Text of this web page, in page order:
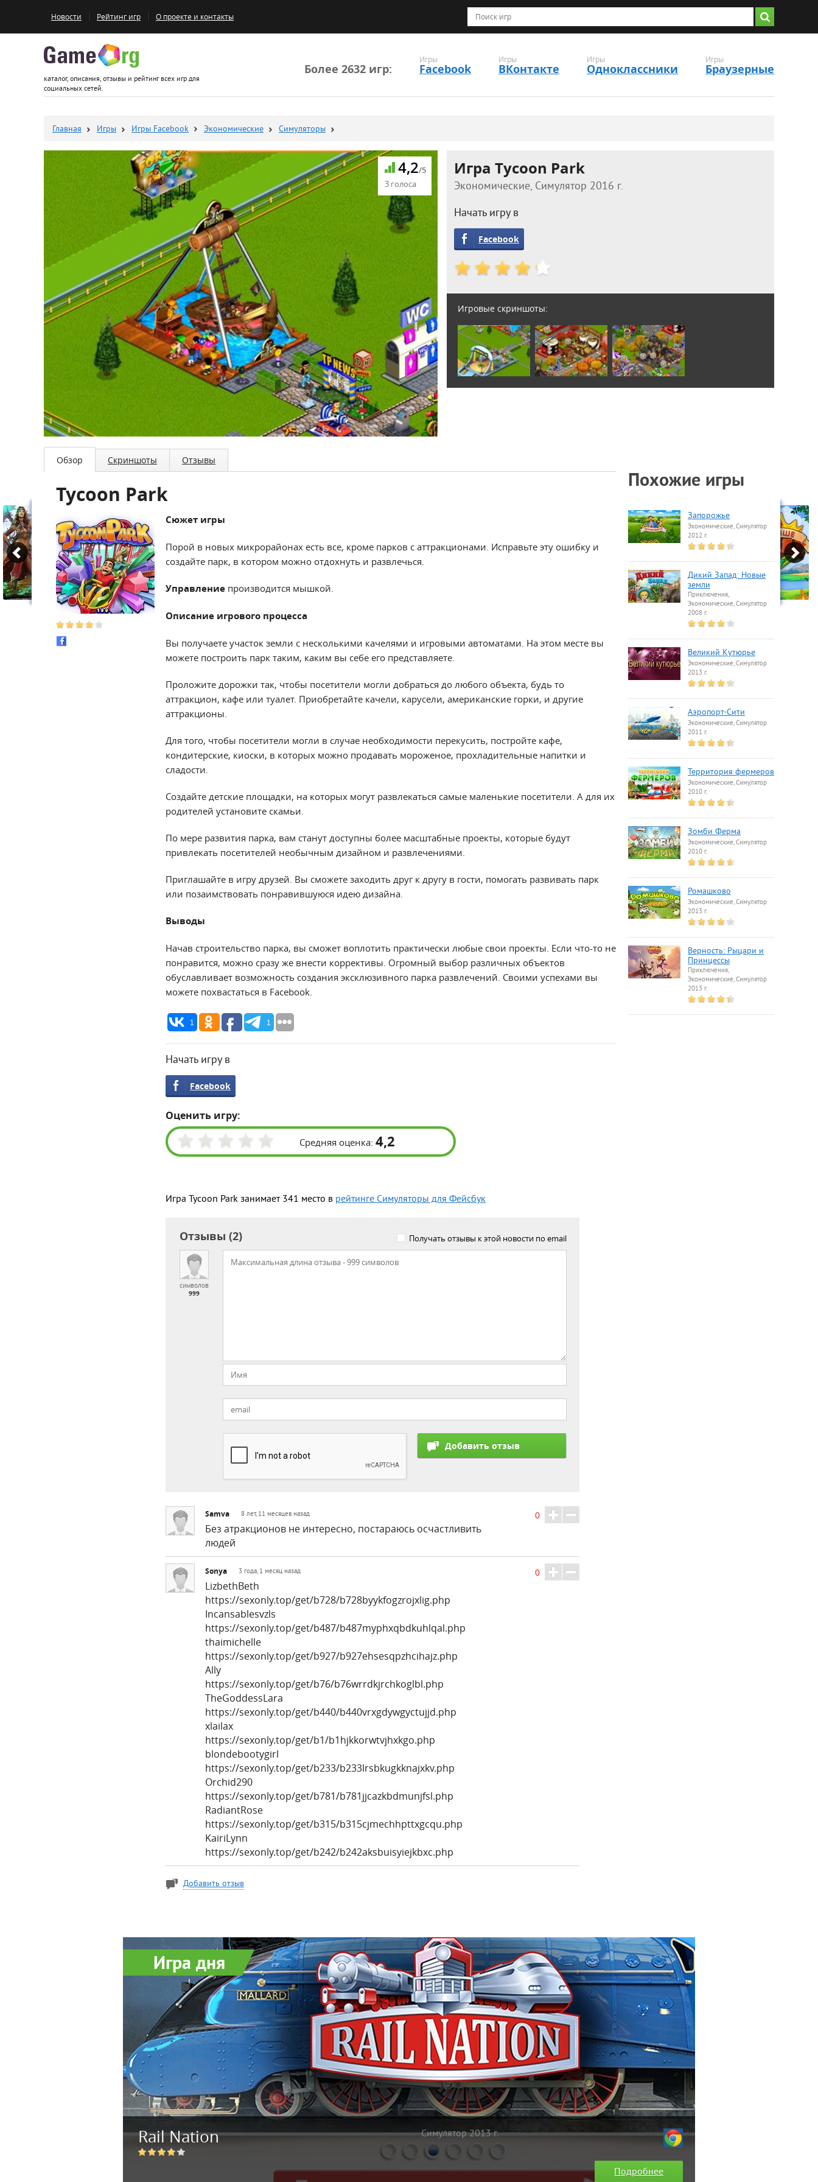
Новости Рейтинг игр О проекте и контакты
Более 2632 игр:
Игры
Facebook
Игры
ВКонтакте
Игры
Одноклассники
Игры
Браузерные
каталог, описания, отзывы и рейтинг всех игр для
социальных сетей.
Главная Игры Игры Facebook Экономические Симуляторы
4,2/5
3 голоса
Игра Tycoon Park
Экономические, Симулятор 2016 г.
Начать игру в
Facebook
Игровые скриншоты:
Обзор Скриншоты Отзывы
Tycoon Park
Сюжет игры
Порой в новых микрорайонах есть все, кроме парков с аттракционами. Исправьте эту ошибку и
создайте парк, в котором можно отдохнуть и развлечься.
Управление производится мышкой.
Описание игрового процесса
Вы получаете участок земли с несколькими качелями и игровыми автоматами. На этом месте вы
можете построить парк таким, каким вы себе его представляете.
Проложите дорожки так, чтобы посетители могли добраться до любого объекта, будь то
аттракцион, кафе или туалет. Приобретайте качели, карусели, американские горки, и другие
аттракционы.
Для того, чтобы посетители могли в случае необходимости перекусить, постройте кафе,
кондитерские, киоски, в которых можно продавать мороженое, прохладительные напитки и
сладости.
Создайте детские площадки, на которых могут развлекаться самые маленькие посетители. А для их
родителей установите скамьи.
По мере развития парка, вам станут доступны более масштабные проекты, которые будут
привлекать посетителей необычным дизайном и развлечениями.
Приглашайте в игру друзей. Вы сможете заходить друг к другу в гости, помогать развивать парк
или позаимствовать понравившуюся идею дизайна.
Выводы
Начав строительство парка, вы сможет воплотить практически любые свои проекты. Если что-то не
понравится, можно сразу же внести коррективы. Огромный выбор различных объектов
обуславливает возможность создания эксклюзивного парка развлечений. Своими успехами вы
можете похвастаться в Facebook.
1 1
Начать игру в
Facebook
Оценить игру:
Средняя оценка: 4,2
Игра Tycoon Park занимает 341 место в рейтинге Симуляторы для Фейсбук
Отзывы (2) Получать отзывы к этой новости по email
символов
999
Samva 8 лет, 11 месяцев назад
Без атракционов не интересно, постараюсь осчастливить
людей
0
Sonya 3 года, 1 месяц назад
LizbethBeth
https://sexonly.top/get/b728/b728byykfogzrojxlig.php
Incansablesvzls
https://sexonly.top/get/b487/b487myphxqbdkuhlqal.php
thaimichelle
https://sexonly.top/get/b927/b927ehsesqpzhcihajz.php
Ally
https://sexonly.top/get/b76/b76wrrdkjrchkoglbl.php
TheGoddessLara
https://sexonly.top/get/b440/b440vrxgdywgyctujjd.php
xlailax
https://sexonly.top/get/b1/b1hjkkorwtvjhxkgo.php
blondebootygirl
https://sexonly.top/get/b233/b233lrsbkugkknajxkv.php
Orchid290
https://sexonly.top/get/b781/b781jjcazkbdmunjfsl.php
RadiantRose
https://sexonly.top/get/b315/b315cjmechhpttxgcqu.php
KairiLynn
https://sexonly.top/get/b242/b242aksbuisyiejkbxc.php
0
Добавить отзыв
Похожие игры
Запорожье
Экономические, Симулятор
2012 г.
Дикий Запад: Новые
земли
Приключения,
Экономические, Симулятор
2008 г.
Великий Кутюрье
Экономические, Симулятор
2013 г.
Аэропорт-Сити
Экономические, Симулятор
2011 г.
Территория фермеров
Экономические, Симулятор
2010 г.
Зомби Ферма
Экономические, Симулятор
2010 г.
Ромашково
Экономические, Симулятор
2013 г.
Верность: Рыцари и
Принцессы
Приключения,
Экономические, Симулятор
2013 г.
Игра дня
Rail Nation Симулятор 2013 г.
Подробнее